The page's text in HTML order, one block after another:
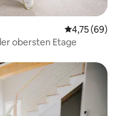
4,75 (69)
in der obersten Etage